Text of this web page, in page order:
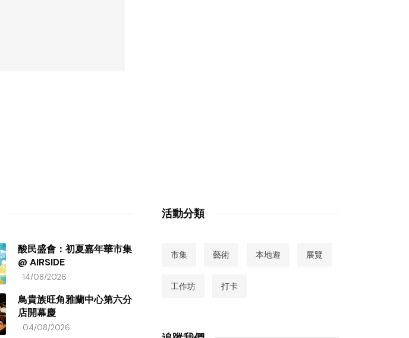
酸民盛會：初夏嘉年華市集
@ AIRSIDE
14/08/2026
鳥貴族旺角雅蘭中心第六分
店開幕慶
04/08/2026
活動分類
市集 藝術 本地遊 展覽
工作坊 打卡